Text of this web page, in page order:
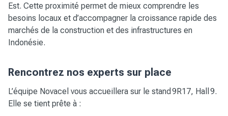
Est. Cette proximité permet de mieux comprendre les
besoins locaux et d’accompagner la croissance rapide des
marchés de la construction et des infrastructures en
Indonésie.
Rencontrez nos experts sur place
L’équipe Novacel vous accueillera sur le stand 9R17, Hall 9.
Elle se tient prête à :